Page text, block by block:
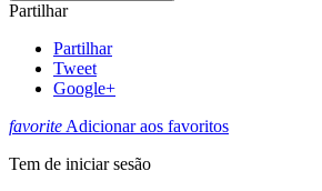
Partilhar
Partilhar
Tweet
Google+
favoriteAdicionar aos favoritos
Tem de iniciar sesão